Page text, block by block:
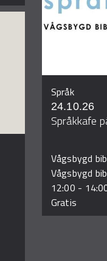
Språk
24.10.26
Språkkafe
Vågsbygd
Vågsbygd
12:00 -
Gratis